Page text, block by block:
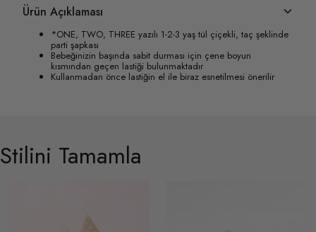
Ürün Açıklaması
*ONE, TWO, THREE yazılı 1-2-3 yaş tül çiçekli, taç şeklinde
parti şapkası
Bebeğinizin başında sabit durması için çene boyun
kısmından geçen lastiği bulunmaktadır
Kullanmadan önce lastiğin el ile biraz esnetilmesi önerilir
Stilini Tamamla